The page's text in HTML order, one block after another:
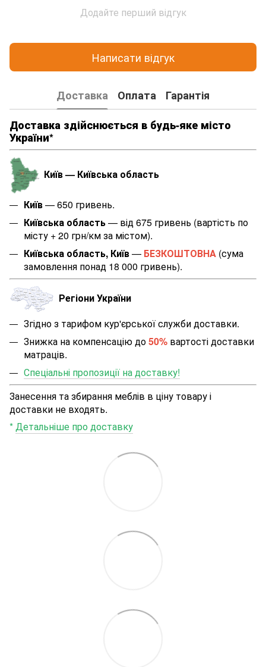
Додайте перший відгук
Написати відгук
Доставка Оплата
Гарантія
Доставка здійснюється в будь-яке місто
України*
Київ — Київська область
Київ— 650 гривень.
Київська область— від 675 гривень (вартість по
місту + 20 грн/км за містом).
Київська область, Київ— БЕЗКОШТОВНА (сума
замовлення понад 18 000 гривень).
Регіони України
Згідно з тарифом кур'єрської служби доставки.
Знижка на компенсацію до50% вартості доставки
матраців.
Спеціальні пропозиції на доставку!
Занесення та збирання меблів в ціну товару і
доставки не входять.
*Детальніше про доставку